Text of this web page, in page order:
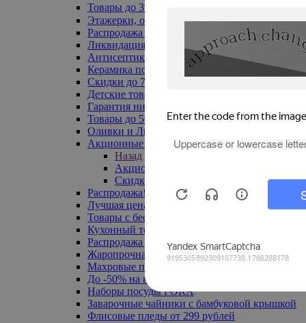
Товары до 399₽
Этажерки, обувницы
Распродажа текстиля до -50%
Ликвидация до -70%
Антисептики
Керамика по 129 руб
Скидки до 70%
Детские товары
Гарантия низкой цены
Товары до 500 руб
Оливки и Лимоны
Акционные товары
Назад
Акционные товары
Скидка 20% по промокоду
Распродажа! Ульяновск до -70%
Лучшая цена
Товары с бесплатной доставкой
Кухонный текстиль
Распродажа до -50%
Жаропрочная посуда
Махровые полотенца
До -50% на ковры
Наборы посуды FORA
Заварочные чайники с бамбуковой крышкой
Флисовые пледы от 299 рублей